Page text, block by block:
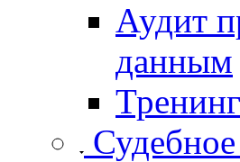
Аудит
данным
Судебное